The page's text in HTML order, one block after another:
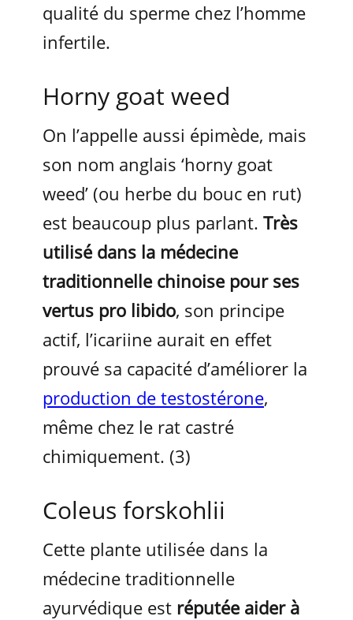
qualité du sperme chez l’homme
infertile.
Horny goat weed
On l’appelle aussi épimède, mais
son nom anglais ‘horny goat
weed’ (ou herbe du bouc en rut)
est beaucoup plus parlant. Très
utilisé dans la médecine
traditionnelle chinoise pour ses
vertus pro libido, son principe
actif, l’icariine aurait en effet
prouvé sa capacité d’améliorer la
production de testostérone,
même chez le rat castré
chimiquement. (3)
Coleus forskohlii
Cette plante utilisée dans la
médecine traditionnelle
ayurvédique est réputée aider à